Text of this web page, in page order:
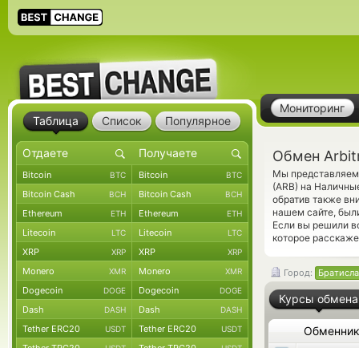
Мониторинг
Обмен
Мы представляем
(ARB) на
обратив также
нашем сайте,
Если вы решили
которое
Город:
Курсы обмена
Обменник
Таблица Список Популярное
Bitcoin BTC Bitcoin BTC
Bitcoin Cash BCH Bitcoin Cash BCH
Ethereum ETH Ethereum ETH
Litecoin LTC Litecoin LTC
XRP XRP XRP XRP
Monero XMR Monero XMR
Dogecoin DOGE Dogecoin DOGE
Dash DASH Dash DASH
Tether ERC20 USDT Tether ERC20 USDT